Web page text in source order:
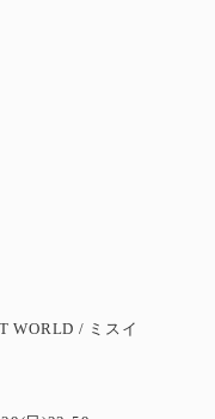
WORLD / ミスイ